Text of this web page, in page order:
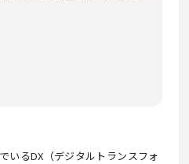
いるDX（デジタルトランスフォ